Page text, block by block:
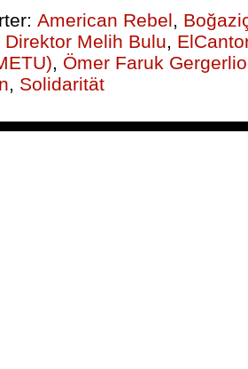
American Rebel,
Direktor Melih Bulu,
, Ömer Faruk
, Solidarität